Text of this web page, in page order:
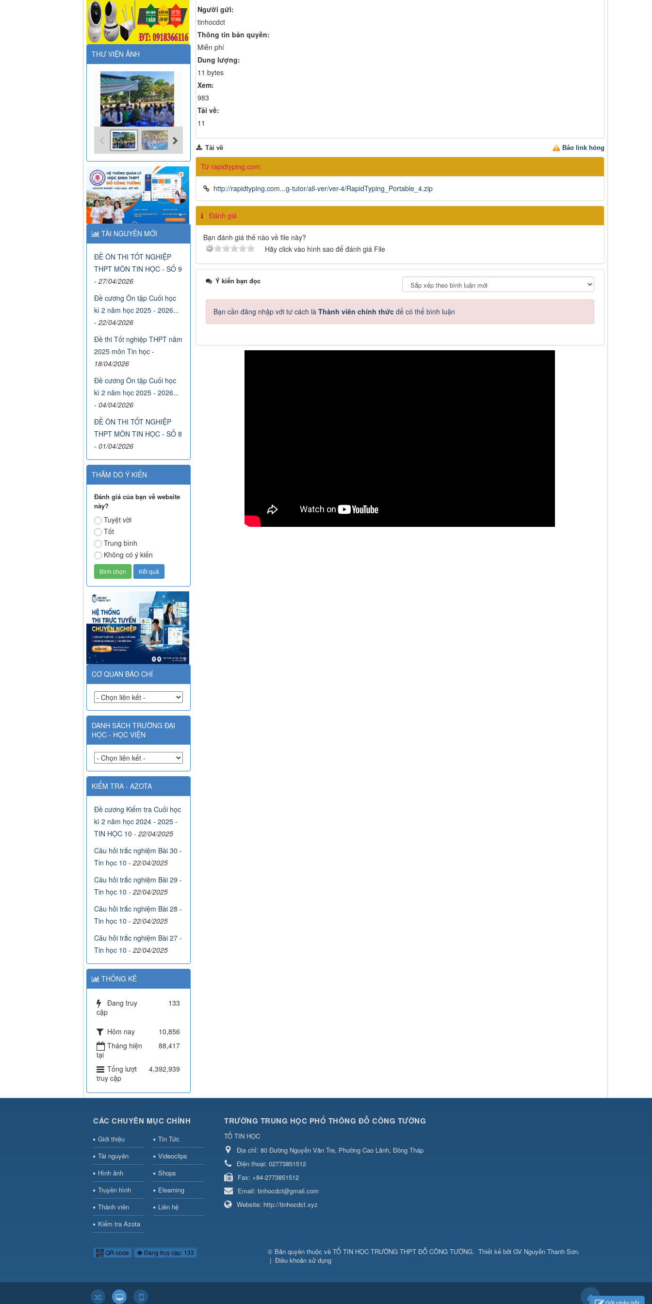
Người gửi:
tinhocdct
Thông tin bản quyền:
Miễn phí
Dung lượng:
11 bytes
Xem:
983
Tải về:
11
Báo link hỏng
Tải về
Từ rapidtyping.com:
http://rapidtyping.com...g-tutor/all-ver/ver-4/RapidTyping_Portable_4.zip
Đánh giá
Bạn đánh giá thế nào về file này?
Hãy click vào hình sao để đánh giá File
Ý kiến bạn đọc
Bạn cần đăng nhập với tư cách là Thành viên chính thứcđể có thể bình luận
THƯ VIỆN ẢNH
TÀI NGUYÊN MỚI
ĐỀ ÔN THI TỐT NGHIỆP
THPT MÔN TIN HỌC - SỐ 9
- 27/04/2026
Đề cương Ôn tập Cuối học
kì 2 năm học 2025 - 2026...
- 22/04/2026
Đề thi Tốt nghiệp THPT năm
2025 môn Tin học -
18/04/2026
Đề cương Ôn tập Cuối học
kì 2 năm học 2025 - 2026...
- 04/04/2026
ĐỀ ÔN THI TỐT NGHIỆP
THPT MÔN TIN HỌC - SỐ 8
- 01/04/2026
THĂM DÒ Ý KIẾN
Đánh giá của bạn về website
này?
Tuyệt vời
Tốt
Trung bình
Không có ý kiến
CƠ QUAN BÁO CHÍ
DANH SÁCH TRƯỜNG ĐẠI
HỌC - HỌC VIỆN
KIỂM TRA - AZOTA
Đề cương Kiểm tra Cuối học
kì 2 năm học 2024 - 2025 -
TIN HỌC 10 - 22/04/2025
Câu hỏi trắc nghiệm Bài 30 -
Tin học 10 - 22/04/2025
Câu hỏi trắc nghiệm Bài 29 -
Tin học 10 - 22/04/2025
Câu hỏi trắc nghiệm Bài 28 -
Tin học 10 - 22/04/2025
Câu hỏi trắc nghiệm Bài 27 -
Tin học 10 - 22/04/2025
THỐNG KÊ
Đang truy
cập
133
Hôm nay
10,856
Tháng hiện
tại
88,417
Tổng lượt
truy cập
4,392,939
CÁC CHUYÊN MỤC CHÍNH
Giới thiệu
Tin Tức
Tài nguyên
Videoclips
Hình ảnh
Shops
Truyền hình
Elearning
Thành viên
Liên hệ
Kiểm tra Azota
TRƯỜNG TRUNG HỌC PHỔ THÔNG ĐỖ CÔNG TƯỜNG
TỔ TIN HỌC
Địa chỉ: 80 Đường Nguyễn Văn Tre, Phường Cao Lãnh, Đồng Tháp
Điện thoại: 02773851512
Fax: +84-2773851512
Email: tinhocdct@gmail.com
Website: http://tinhocdct.xyz
QR-code Đang truy cập: 133 © Bản quyền thuộc về TỔ TIN HỌC TRƯỜNG THPT ĐỖ CÔNG TƯỜNG. Thiết kế bởi GV Nguyễn Thanh Sơn.
| Điều khoản sử dụng